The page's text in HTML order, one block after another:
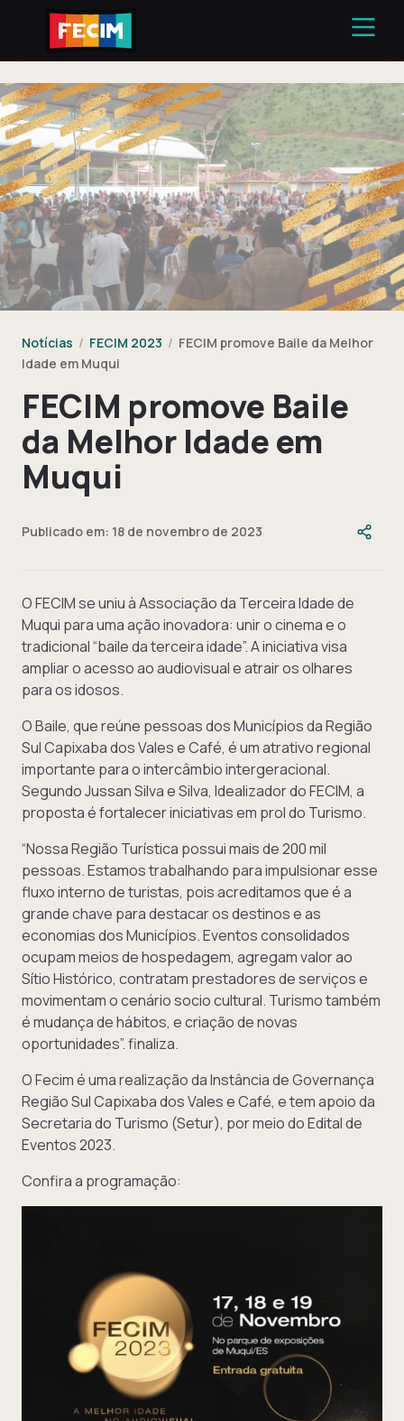
Notícias / FECIM 2023 / FECIM promove Baile da Melhor
Idade em Muqui
FECIM promove Baile
da Melhor Idade em
Muqui
Publicado em: 18 de novembro de 2023
O FECIM se uniu à Associação da Terceira Idade de
Muqui para uma ação inovadora: unir o cinema e o
tradicional “baile da terceira idade”. A iniciativa visa
ampliar o acesso ao audiovisual e atrair os olhares
para os idosos.
O Baile, que reúne pessoas dos Municípios da Região
Sul Capixaba dos Vales e Café, é um atrativo regional
importante para o intercâmbio intergeracional.
Segundo Jussan Silva e Silva, Idealizador do FECIM, a
proposta é fortalecer iniciativas em prol do Turismo.
“Nossa Região Turística possui mais de 200 mil
pessoas. Estamos trabalhando para impulsionar esse
fluxo interno de turistas, pois acreditamos que é a
grande chave para destacar os destinos e as
economias dos Municípios. Eventos consolidados
ocupam meios de hospedagem, agregam valor ao
Sítio Histórico, contratam prestadores de serviços e
movimentam o cenário socio cultural. Turismo também
é mudança de hábitos, e criação de novas
oportunidades”. finaliza.
O Fecim é uma realização da Instância de Governança
Região Sul Capixaba dos Vales e Café, e tem apoio da
Secretaria do Turismo (Setur), por meio do Edital de
Eventos 2023.
Confira a programação: